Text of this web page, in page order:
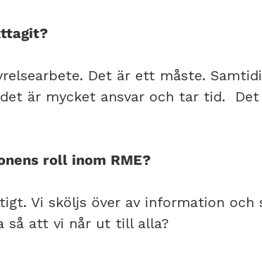
Det är ett måste.
är mycket ansvar och tar tid.
roll inom RME?
Vi sköljs över av information
så att vi når ut till alla?